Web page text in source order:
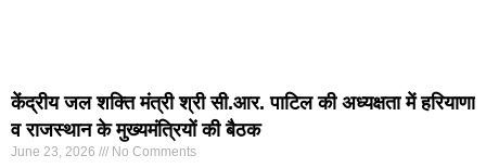
केंद्रीय जल शक्ति मंत्री श्री सी.आर. पाटिल की अध्यक्षता में हरियाणा
व राजस्थान के मुख्यमंत्रियों की बैठक
June 23, 2026 No Comments